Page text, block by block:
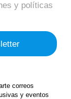
y políticas
correos
y eventos